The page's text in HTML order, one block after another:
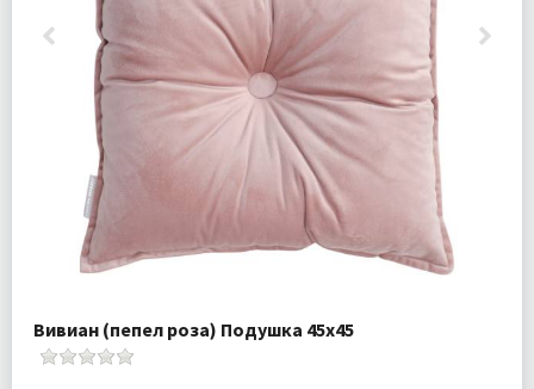
Вивиан (пепел роза) Подушка 45х45